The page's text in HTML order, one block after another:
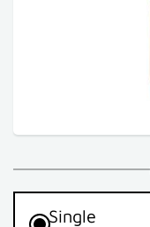
Single